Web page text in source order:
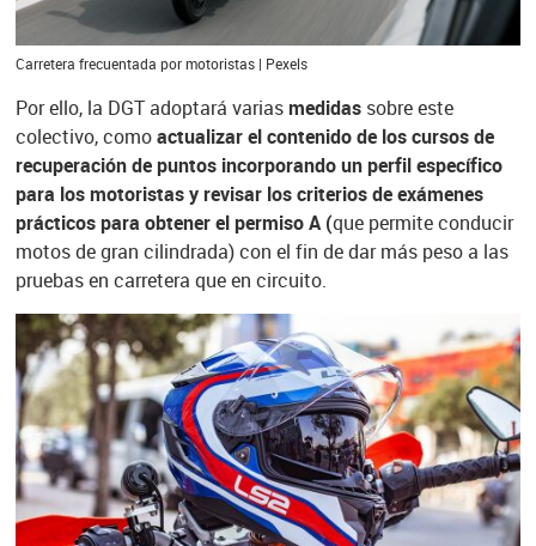
Carretera frecuentada por motoristas | Pexels
Por ello, la DGT adoptará variasmedidas sobre este
colectivo, comoactualizar el contenido de los cursos de
recuperación de puntos incorporando un perfil específico
para los motoristas y revisar los criterios de exámenes
prácticos para obtener el permiso A (que permite conducir
motos de gran cilindrada) con el fin de dar más peso a las
pruebas en carretera que en circuito.